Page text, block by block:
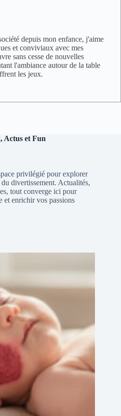
depuis mon enfance, j'aime
et conviviaux avec mes
sans cesse de nouvelles
l'ambiance autour de la table
les jeux.
Actus et Fun
privilégié pour explorer
divertissement. Actualités,
tout converge ici pour
et enrichir vos passions